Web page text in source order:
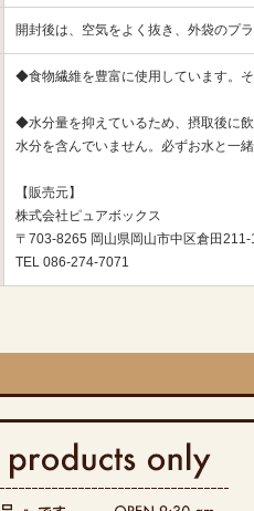
開封後は、空気をよく抜き、外袋のプ
◆食物繊維を豊富に使用しています。
◆水分量を抑えているため、摂取後に
水分を含んでいません。必ずお水と一
【販売元】
株式会社ピュアボックス
〒703-8265 岡山県岡山市中区倉田211-
TEL 086-274-7071